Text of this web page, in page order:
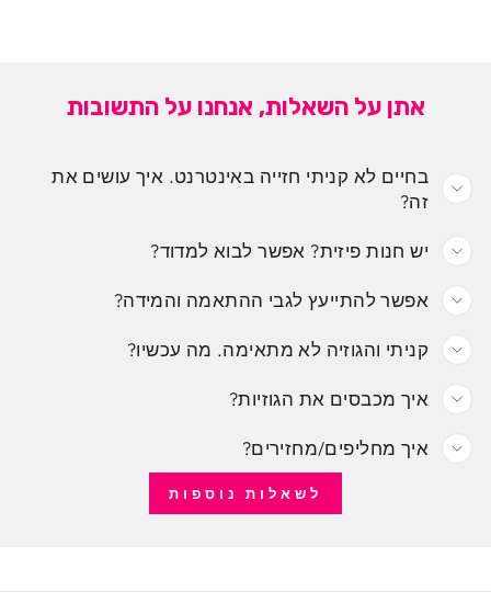
אתן על השאלות, אנחנו על התשובות
בחיים לא קניתי חזייה באינטרנט. איך עושים את
זה?
יש חנות פיזית? אפשר לבוא למדוד?
אפשר להתייעץ לגבי ההתאמה והמידה?
קניתי והגוזיה לא מתאימה. מה עכשיו?
איך מכבסים את הגוזיות?
איך מחליפים/מחזירים?
לשאלות נוספות